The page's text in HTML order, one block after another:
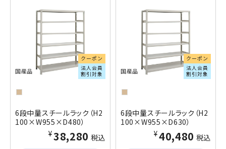
クーポン
法人会員
割引対象
国産品
6段中量スチールラック（H2
100×W955×D480）
¥38,280 税込
クーポン
法人会員
割引対象
国産品
6段中量スチールラック（H2
100×W955×D630）
¥40,480 税込